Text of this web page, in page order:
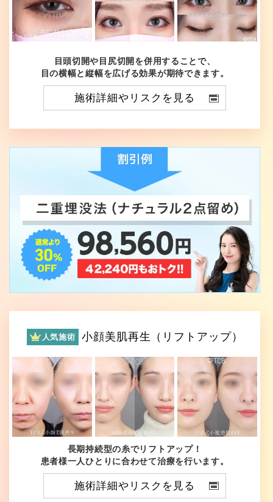
目頭切開や目尻切開を併用することで、
目の横幅と縦幅を広げる効果が期待できます。
施術詳細やリスクを見る
人気施術 小顔美肌再生（リフトアップ）
長期持続型の糸でリフトアップ！
患者様一人ひとりに合わせて治療を行います。
施術詳細やリスクを見る